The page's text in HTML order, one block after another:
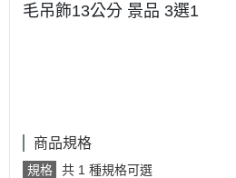
毛吊飾13公分 景品 3選1
商品規格
規格 共 1 種規格可選